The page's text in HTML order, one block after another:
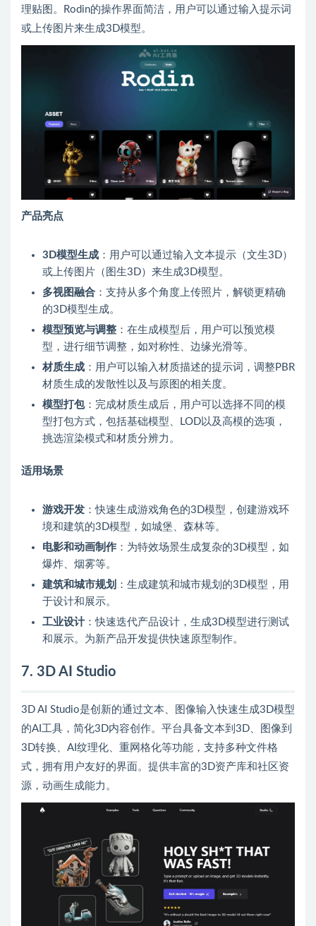
理贴图。Rodin的操作界面简洁，用户可以通过输入提示词
或上传图片来生成3D模型。
产品亮点
3D模型生成 ：用户可以通过输入文本提示（文生3D）
或上传图片（图生3D）来生成3D模型。
多视图融合 ：支持从多个角度上传照片，解锁更精确
的3D模型生成。
模型预览与调整 ：在生成模型后，用户可以预览模
型，进行细节调整，如对称性、边缘光滑等。
材质生成 ：用户可以输入材质描述的提示词，调整PBR
材质生成的发散性以及与原图的相关度。
模型打包：完成材质生成后，用户可以选择不同的模
型打包方式，包括基础模型、LOD以及高模的选项，
挑选渲染模式和材质分辨力。
适用场景
游戏开发 ：快速生成游戏角色的3D模型，创建游戏环
境和建筑的3D模型，如城堡、森林等。
电影和动画制作 ：为特效场景生成复杂的3D模型，如
爆炸、烟雾等。
建筑和城市规划 ：生成建筑和城市规划的3D模型，用
于设计和展示。
工业设计：快速迭代产品设计，生成3D模型进行测试
和展示。为新产品开发提供快速原型制作。
7. 3D AI Studio
3D AI Studio是创新的通过文本、图像输入快速生成3D模型
的AI工具，简化3D内容创作。平台具备文本到3D、图像到
3D转换、AI纹理化、重网格化等功能，支持多种文件格
式，拥有用户友好的界面。提供丰富的3D资产库和社区资
源，动画生成能力。